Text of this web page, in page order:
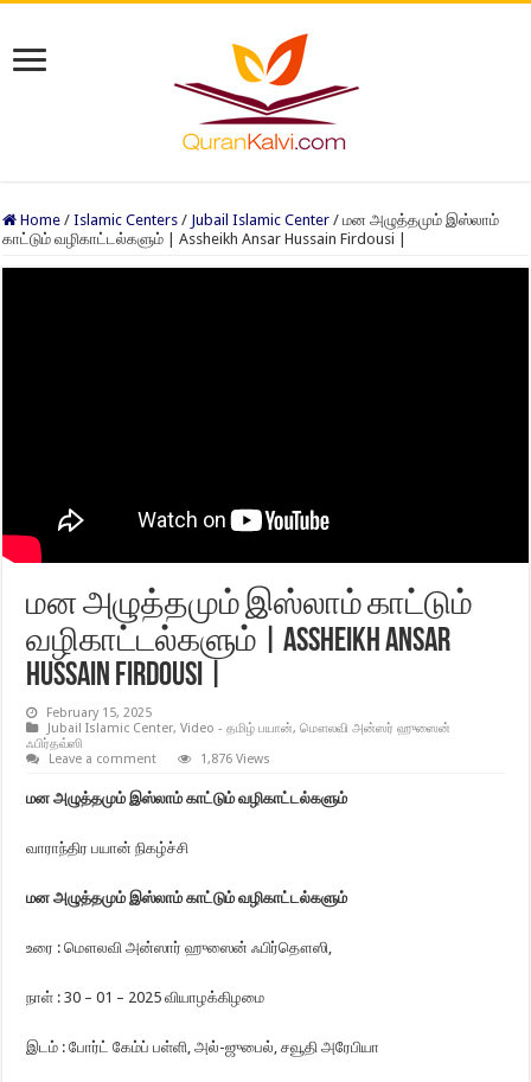
Home / Islamic Centers / Jubail Islamic Center / மன அழுத்தமும் இஸ்லாம்
காட்டும் வழிகாட்டல்களும் | Assheikh Ansar Hussain Firdousi |
மன அழுத்தமும் இஸ்லாம் காட்டும்
வழிகாட்டல்களும் | Assheikh Ansar
Hussain Firdousi |
February 15, 2025
Jubail Islamic Center,Video - தமிழ் பயான்,மௌலவி அன்ஸர் ஹுஸைன்
ஃபிர்தவ்ஸி
Leave a comment
1,876 Views
மன அழுத்தமும் இஸ்லாம் காட்டும் வழிகாட்டல்களும்
வாராந்திர பயான் நிகழ்ச்சி
மன அழுத்தமும் இஸ்லாம் காட்டும் வழிகாட்டல்களும்
உரை : மௌலவி அன்ஸார் ஹுஸைன் ஃபிர்தௌஸி,
நாள் : 30 – 01 – 2025 வியாழக்கிழமை
இடம் : போர்ட் கேம்ப் பள்ளி, அல்-ஜுபைல், சவூதி அரேபியா